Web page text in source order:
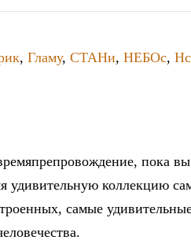
, Гламу, СТАНи, НЕБОс,
пока вы
удивительную коллекцию
самые